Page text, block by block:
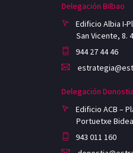
Delegación Bilbao
Edificio Albia I-
San Vicente, 8.
944 27 44 46
Delegación
Edificio ACB –
Portuetxe
943 011 160